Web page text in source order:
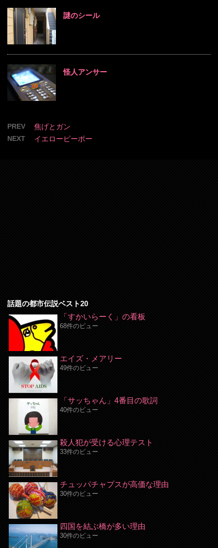
謎のシール
怪人アンサー
PREV 焦げとガン
NEXT イエローピーポー
話題の都市伝説ベスト20
「すかいらーく」の看板
68件のビュー
エイズ・メアリー
49件のビュー
「サッちゃん」4番目の歌詞
40件のビュー
殺人犯が受ける心理テスト
33件のビュー
チュッパチャプスが高価な理由
30件のビュー
四国を結ぶ橋が多い理由
30件のビュー